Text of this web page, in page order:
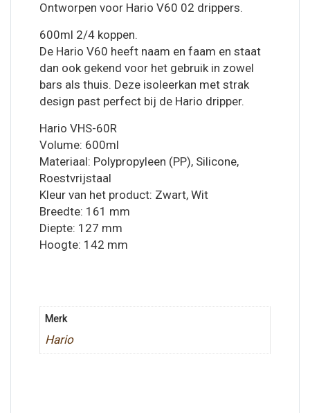
Ontworpen voor Hario V60 02 drippers.
600ml 2/4 koppen.
De Hario V60 heeft naam en faam en staat
dan ook gekend voor het gebruik in zowel
bars als thuis. Deze isoleerkan met strak
design past perfect bij de Hario dripper.
Hario VHS-60R
Volume: 600ml
Materiaal: Polypropyleen (PP), Silicone,
Roestvrijstaal
Kleur van het product: Zwart, Wit
Breedte: 161 mm
Diepte: 127 mm
Hoogte: 142 mm
Merk
Hario